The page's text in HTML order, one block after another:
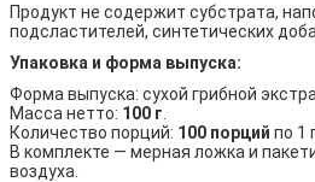
Продукт не содержит субстрата,
подсластителей, синтетических
Упаковка и форма выпуска:
Форма выпуска: сухой грибной
Масса нетто: 100 г
Количество порций: 100 порций по 1
В комплекте — мерная ложка и
воздуха.